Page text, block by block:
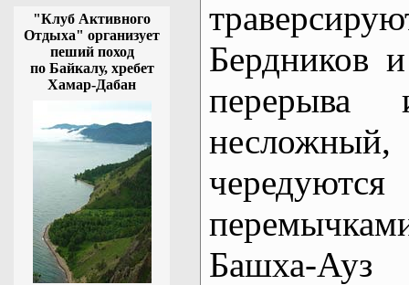
"Клуб Активного
Отдыха" организует
пеший поход
по Байкалу, хребет
Хамар-Дабан
Бердников
перерыва
Башха-Ауз